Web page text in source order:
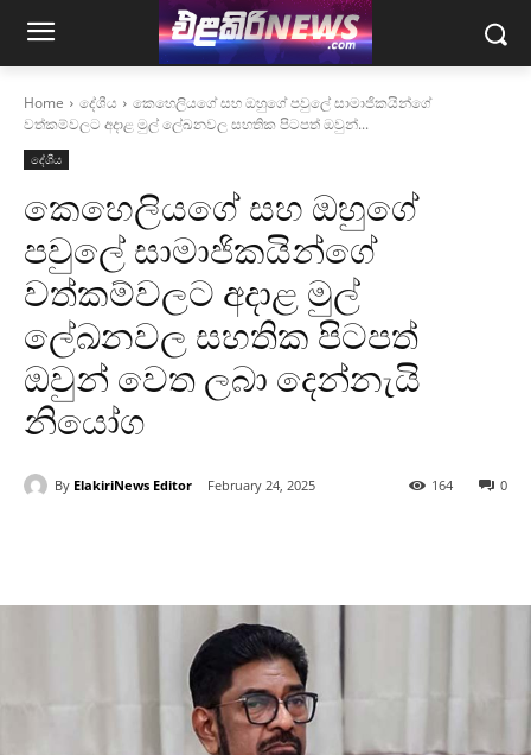
Home දේශීය
කෙහෙලියගේ සහ ඔහුගේ පවුලේ සාමාජිකයින්ගේ
වත්කම්වලට අදාළ මුල් ලේඛනවල සහතික පිටපත් ඔවුන්...
දේශීය
කෙහෙලියගේ සහ ඔහුගේ
පවුලේ සාමාජිකයින්ගේ
වත්කම්වලට අදාළ මුල්
ලේඛනවල සහතික පිටපත්
ඔවුන් වෙත ලබා දෙන්නැයි
නියෝග
By ElakiriNews Editor February 24, 2025 0
164